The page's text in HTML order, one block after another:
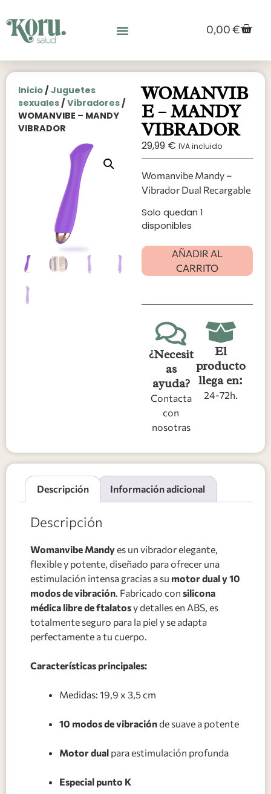
0,00€
Inicio /Juguetes
sexuales /Vibradores /
WOMANVIBE – MANDY
VIBRADOR
WOMANVIB
E – MANDY
VIBRADOR
29,99 € IVA incluido
Womanvibe Mandy –
Vibrador Dual Recargable
Solo quedan 1
disponibles
AÑADIR AL
CARRITO
¿Necesit
as
ayuda?
Contacta
con
nosotras
El
producto
llega en:
24-72h.
Descripción Información adicional
Descripción
Womanvibe Mandyes un vibrador elegante,
flexible y potente, diseñado para ofrecer una
estimulación intensa gracias a su motor dual y 10
modos de vibración . Fabricado con silicona
médica libre de ftalatosy detalles en ABS, es
totalmente seguro para la piel y se adapta
perfectamente a tu cuerpo.
Características principales:
Medidas: 19,9 x 3,5 cm
10 modos de vibraciónde suave a potente
Motor dual para estimulación profunda
Especial punto K